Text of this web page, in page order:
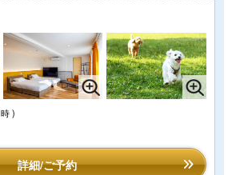
)
詳細/ご予約